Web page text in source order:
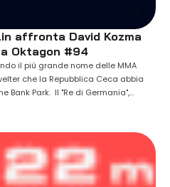
affronta David Kozma
Oktagon #94
il più grande nome delle MMA
che la Repubblica Ceca abbia
Bank Park. Il "Re di Germania",
l'ex campione David Kozma